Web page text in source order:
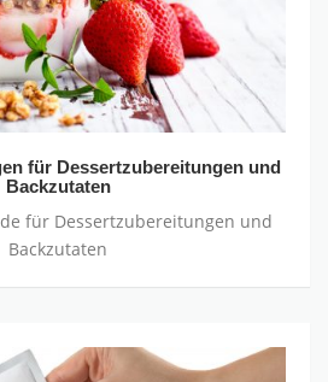
für Dessertzubereitungen und
Backzutaten
für Dessertzubereitungen und
Backzutaten